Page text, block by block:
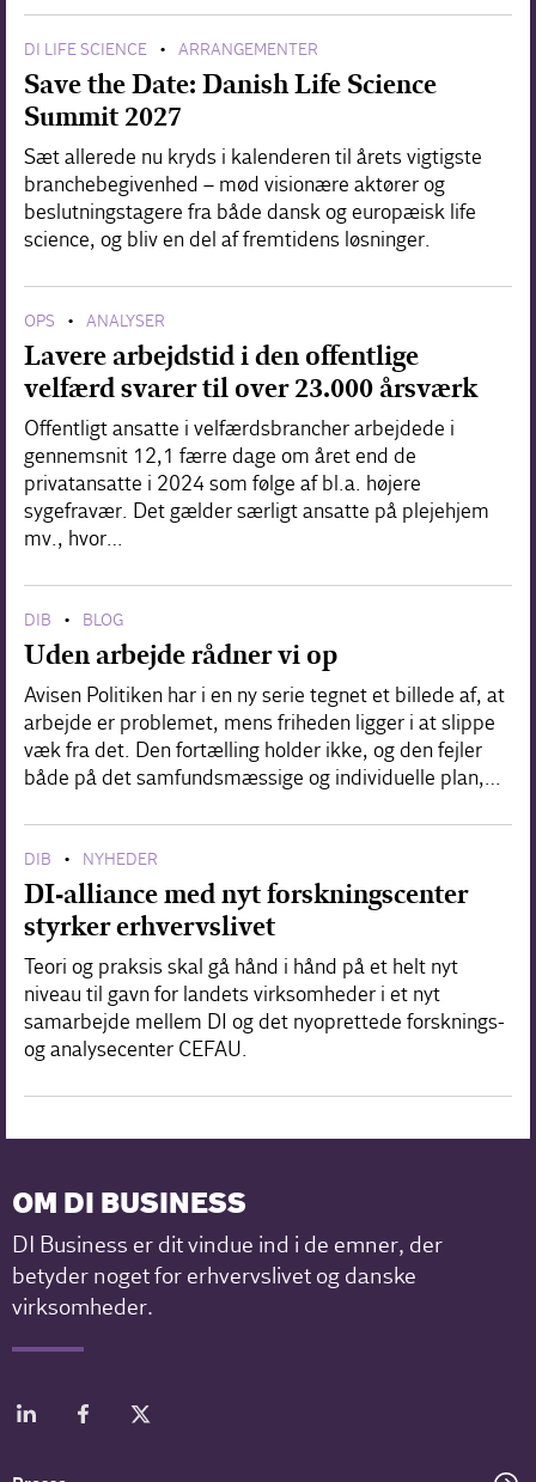
DI LIFE SCIENCE • ARRANGEMENTER
Save the Date: Danish Life Science
Summit 2027
Sæt allerede nu kryds i kalenderen til årets vigtigste
branchebegivenhed – mød visionære aktører og
beslutningstagere fra både dansk og europæisk life
science, og bliv en del af fremtidens løsninger.
OPS • ANALYSER
Lavere arbejdstid i den offentlige
velfærd svarer til over 23.000 årsværk
Offentligt ansatte i velfærdsbrancher arbejdede i
gennemsnit 12,1 færre dage om året end de
privatansatte i 2024 som følge af bl.a. højere
sygefravær. Det gælder særligt ansatte på plejehjem
mv., hvor…
DIB • BLOG
Uden arbejde rådner vi op
Avisen Politiken har i en ny serie tegnet et billede af, at
arbejde er problemet, mens friheden ligger i at slippe
væk fra det. Den fortælling holder ikke, og den fejler
både på det samfundsmæssige og individuelle plan,…
DIB • NYHEDER
DI-alliance med nyt forskningscenter
styrker erhvervslivet
Teori og praksis skal gå hånd i hånd på et helt nyt
niveau til gavn for landets virksomheder i et nyt
samarbejde mellem DI og det nyoprettede forsknings-
og analysecenter CEFAU.
OM DI BUSINESS
DI Business er dit vindue ind i de emner, der
betyder noget for erhvervslivet og danske
virksomheder.